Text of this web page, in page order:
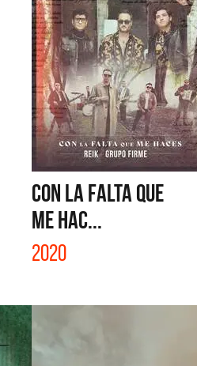
CON LA FALTA QUE
ME HAC...
2020